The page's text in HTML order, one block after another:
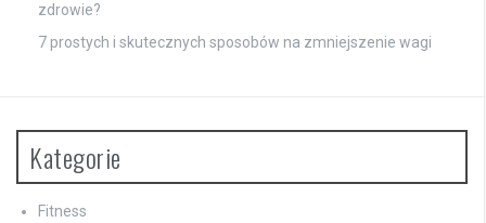
zdrowie?
7 prostych i skutecznych sposobów na zmniejszenie wagi
Kategorie
Fitness